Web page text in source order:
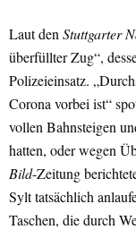
Laut denStuttgarter
überfüllter Zug“,
Polizeieinsatz.
Corona vorbei ist“
vollen Bahnsteigen
hatten, oder wegen
Bild-Zeitung
Sylt tatsächlich
Taschen, die durch